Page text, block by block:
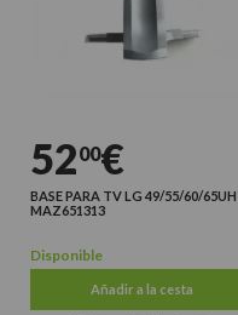
5200€
BASE PARA TV LG 49/55/60/
MAZ651313
Disponible
Añadir a la cesta